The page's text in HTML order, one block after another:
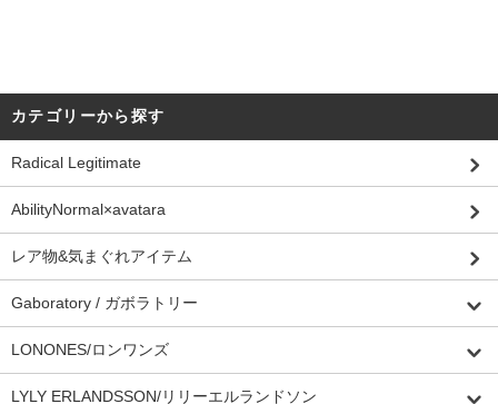
カテゴリーから探す
Radical Legitimate
AbilityNormal×avatara
レア物&気まぐれアイテム
Gaboratory / ガボラトリー
LONONES/ロンワンズ
LYLY ERLANDSSON/リリーエルランドソン